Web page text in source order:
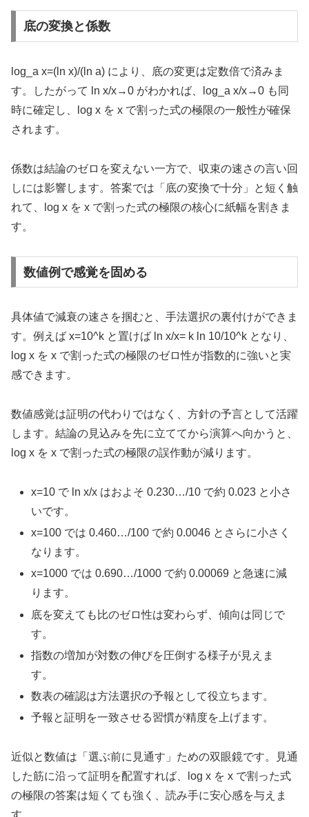
底の変換と係数
log_a x=(ln x)/(ln a) により、底の変更は定数倍で済みま
す。したがって ln x/x→0 がわかれば、log_a x/x→0 も同
時に確定し、log x を x で割った式の極限の一般性が確保
されます。
係数は結論のゼロを変えない一方で、収束の速さの言い回
しには影響します。答案では「底の変換で十分」と短く触
れて、log x を x で割った式の極限の核心に紙幅を割きま
す。
数値例で感覚を固める
具体値で減衰の速さを掴むと、手法選択の裏付けができま
す。例えば x=10^k と置けば ln x/x= k ln 10/10^k となり、
log x を x で割った式の極限のゼロ性が指数的に強いと実
感できます。
数値感覚は証明の代わりではなく、方針の予言として活躍
します。結論の見込みを先に立ててから演算へ向かうと、
log x を x で割った式の極限の誤作動が減ります。
x=10 で ln x/x はおよそ 0.230…/10 で約 0.023 と小さ
いです。
x=100 では 0.460…/100 で約 0.0046 とさらに小さく
なります。
x=1000 では 0.690…/1000 で約 0.00069 と急速に減
ります。
底を変えても比のゼロ性は変わらず、傾向は同じで
す。
指数の増加が対数の伸びを圧倒する様子が見えま
す。
数表の確認は方法選択の予報として役立ちます。
予報と証明を一致させる習慣が精度を上げます。
近似と数値は「選ぶ前に見通す」ための双眼鏡です。見通
した筋に沿って証明を配置すれば、log x を x で割った式
の極限の答案は短くても強く、読み手に安心感を与えま
す。